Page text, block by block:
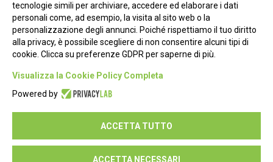
Piazza Alessandria, 24 - 00198 Roma
Privacy Policy
Seguici su:
tecnologie simili per archiviare, accedere ed elaborare i dati
personali come, ad esempio, la visita al sito web o la
personalizzazione degli annunci. Poiché rispettiamo il tuo diritto
alla privacy, è possibile scegliere di non consentire alcuni tipi di
cookie. Clicca su preferenze GDPR per saperne di più.
Visualizza la Cookie Policy Completa
Powered by
ACCETTA TUTTO
ACCETTA NECESSARI